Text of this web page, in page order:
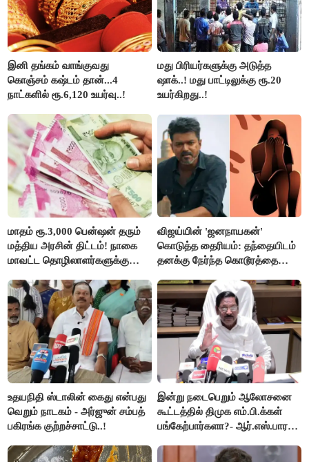
இனி தங்கம் வாங்குவது
கொஞ்சம் கஷ்டம் தான்...4
நாட்களில் ரூ.6,120 உயர்வு..!
மது பிரியர்களுக்கு அடுத்த
ஷாக்..! மது பாட்டிலுக்கு ரூ.20
உயர்கிறது..!
மாதம் ரூ.3,000 பென்ஷன் தரும்
மத்திய அரசின் திட்டம்! நாகை
மாவட்ட தொழிலாளர்களுக்கு
செய்தி!
விஜய்யின் 'ஜனநாயகன்'
கொடுத்த தைரியம்: தந்தையிடம்
தனக்கு நேர்ந்த கொடூரத்தை
உதயநிதி ஸ்டாலின் கைது என்பது
வெறும் நாடகம் - அர்ஜுன் சம்பத்
பகிரங்க குற்றச்சாட்டு..!
இன்று நடைபெறும் ஆலோசனை
கூட்டத்தில் திமுக எம்.பி.க்கள்
பங்கேற்பார்களா?- ஆர்.எஸ்.பாரதி